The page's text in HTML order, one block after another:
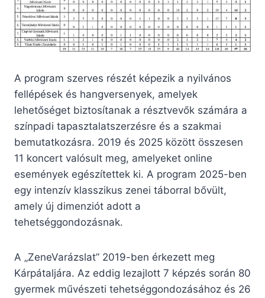
A program szerves részét képezik a nyilvános
fellépések és hangversenyek, amelyek
lehetőséget biztosítanak a résztvevők számára a
színpadi tapasztalatszerzésre és a szakmai
bemutatkozásra. 2019 és 2025 között összesen
11 koncert valósult meg, amelyeket online
események egészítettek ki. A program 2025-ben
egy intenzív klasszikus zenei táborral bővült,
amely új dimenziót adott a
tehetséggondozásnak.
A „ZeneVarázslat” 2019-ben érkezett meg
Kárpátaljára. Az eddig lezajlott 7 képzés során 80
gyermek művészeti tehetséggondozásához és 26